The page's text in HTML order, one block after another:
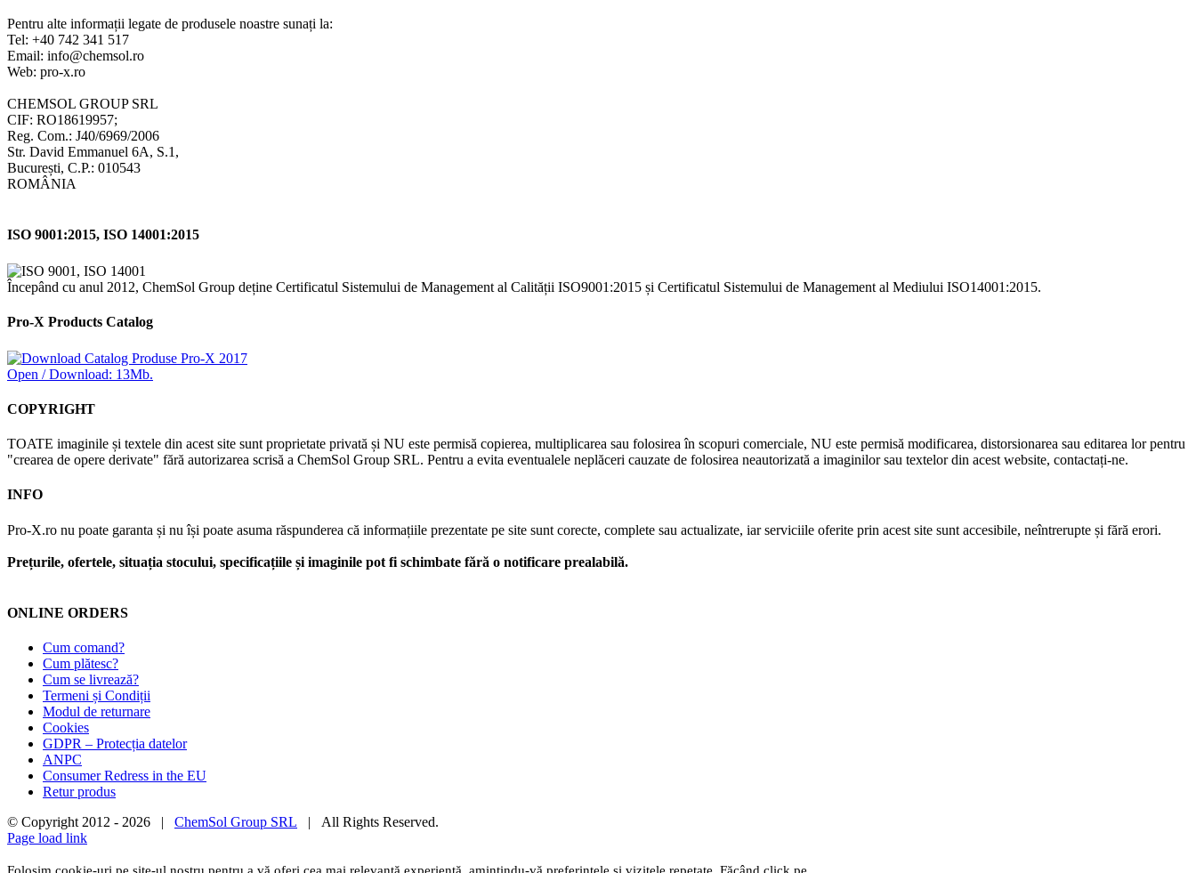
Pentru alte informații legate de produsele noastre sunați la:
Tel: +40 742 341 517
Email: info@chemsol.ro
Web: pro-x.ro
CHEMSOL GROUP SRL
CIF: RO18619957;
Reg. Com.: J40/6969/2006
Str. David Emmanuel 6A, S.1,
București, C.P.: 010543
ROMÂNIA
ISO 9001:2015, ISO 14001:2015
Începând cu anul 2012, ChemSol Group deține Certificatul Sistemului de Management al Calității ISO9001:2015 și Certificatul Sistemului de Management al Mediului ISO14001:2015.
Pro-X Products Catalog
Open / Download: 13Mb.
COPYRIGHT
TOATE imaginile și textele din acest site sunt proprietate privată și NU este permisă copierea, multiplicarea sau folosirea în scopuri comerciale, NU este permisă modificarea, distorsionarea sau editarea lor pentru
"crearea de opere derivate" fără autorizarea scrisă a ChemSol Group SRL. Pentru a evita eventualele neplăceri cauzate de folosirea neautorizată a imaginilor sau textelor din acest website, contactați-ne.
INFO
Pro-X.ro nu poate garanta și nu își poate asuma răspunderea că informațiile prezentate pe site sunt corecte, complete sau actualizate, iar serviciile oferite prin acest site sunt accesibile, neîntrerupte și fără erori.
Prețurile, ofertele, situația stocului, specificațiile și imaginile pot fi schimbate fără o notificare prealabilă.
ONLINE ORDERS
Cum comand?
Cum plătesc?
Cum se livrează?
Termeni și Condiții
Modul de returnare
Cookies
GDPR – Protecția datelor
ANPC
Consumer Redress in the EU
Retur produs
© Copyright 2012 - 2026 | ChemSol Group SRL | All Rights Reserved.
Page load link